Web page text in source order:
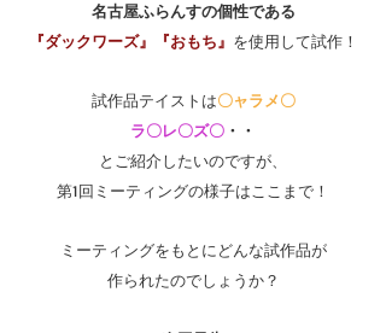
名古屋ふらんすの個性である
『ダックワーズ』『おもち』 を使用して試作！
試作品テイストは〇ャラメ〇
ラ〇レ〇ズ〇 ・・
とご紹介したいのですが、
第1回ミーティングの様子はここまで！
ミーティングをもとにどんな試作品が
作られたのでしょうか？